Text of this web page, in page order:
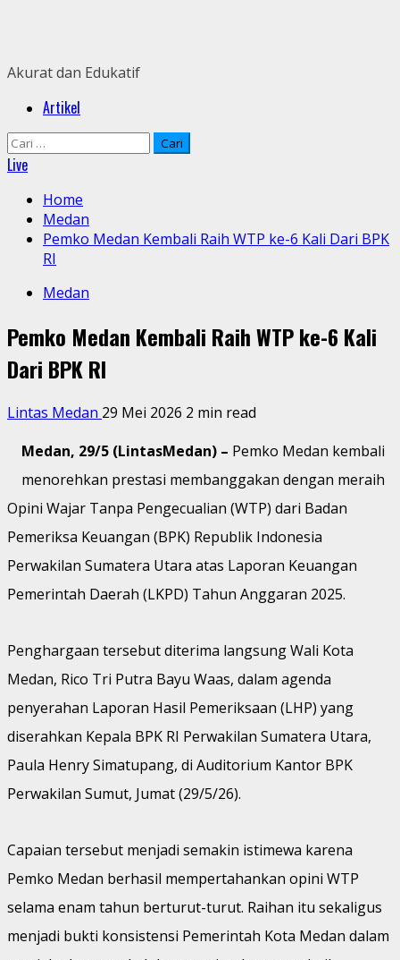
Akurat dan Edukatif
PrimaryArtikel
Cari
untuk:
Live
Home
Medan
Pemko Medan Kembali Raih WTP ke-6 Kali Dari BPK
RI
Medan
Pemko Medan Kembali Raih WTP ke-6 Kali
Dari BPK RI
Lintas Medan 29 Mei 2026 2 min read
Medan, 29/5 (LintasMedan) – Pemko Medan kembali
menorehkan prestasi membanggakan dengan meraih
Opini Wajar Tanpa Pengecualian (WTP) dari Badan
Pemeriksa Keuangan (BPK) Republik Indonesia
Perwakilan Sumatera Utara atas Laporan Keuangan
Pemerintah Daerah (LKPD) Tahun Anggaran 2025.
Penghargaan tersebut diterima langsung Wali Kota
Medan, Rico Tri Putra Bayu Waas, dalam agenda
penyerahan Laporan Hasil Pemeriksaan (LHP) yang
diserahkan Kepala BPK RI Perwakilan Sumatera Utara,
Paula Henry Simatupang, di Auditorium Kantor BPK
Perwakilan Sumut, Jumat (29/5/26).
Capaian tersebut menjadi semakin istimewa karena
Pemko Medan berhasil mempertahankan opini WTP
selama enam tahun berturut-turut. Raihan itu sekaligus
menjadi bukti konsistensi Pemerintah Kota Medan dalam